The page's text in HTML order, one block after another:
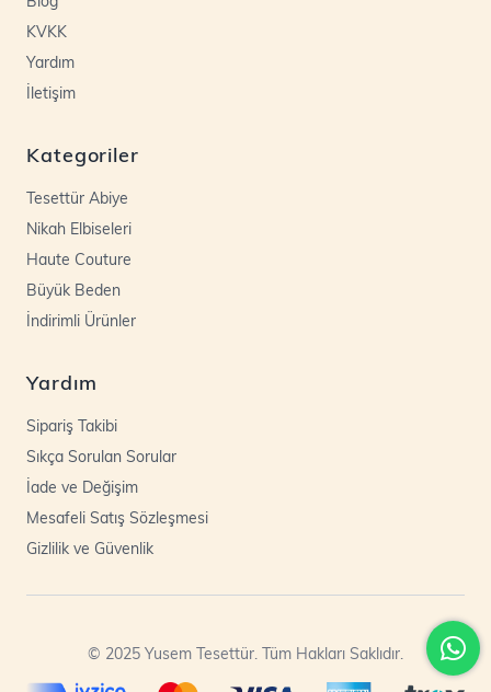
KVKK
Yardım
İletişim
Kategoriler
Tesettür Abiye
Nikah Elbiseleri
Haute Couture
Büyük Beden
İndirimli Ürünler
Yardım
Sipariş Takibi
Sıkça Sorulan Sorular
İade ve Değişim
Mesafeli Satış Sözleşmesi
Gizlilik ve Güvenlik
© 2025 Yusem Tesettür. Tüm Hakları Saklıdır.